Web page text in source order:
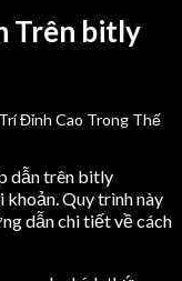
Trên bitly
dẫn trên bitly
Quy trình này
dẫn chi tiết về cách